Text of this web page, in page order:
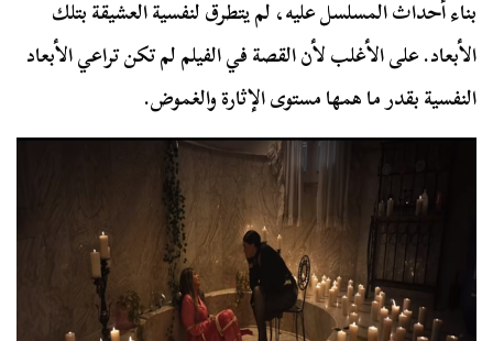
بناء أحداث المسلسل عليه، لم يتطرق لنفسية العشيقة بتلك
الأبعاد. على الأغلب لأن القصة في الفيلم لم تكن تراعي الأبعاد
النفسية بقدر ما همها مستوى الإثارة والغموض.